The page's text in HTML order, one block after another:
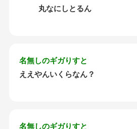
丸なにしとるん
名無しのギガりすと
ええやんいくらなん？
名無しのギガりすと